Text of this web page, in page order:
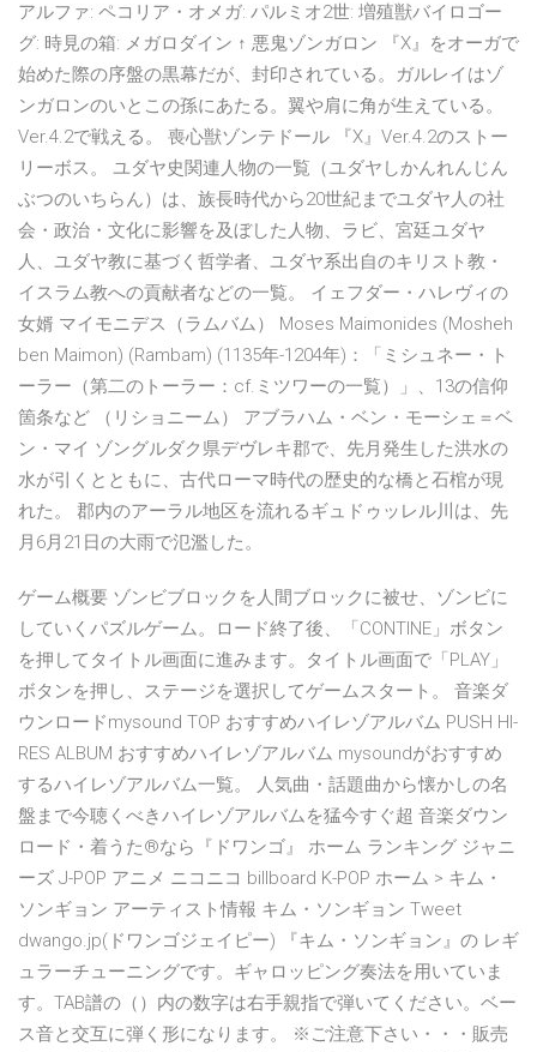
アルファ: ペコリア・オメガ: パルミオ2世: 増殖獣バイロゴー
グ: 時見の箱: メガロダイン ↑ 悪鬼ゾンガロン 『X』をオーガで
始めた際の序盤の黒幕だが、封印されている。ガルレイはゾ
ンガロンのいとこの孫にあたる。翼や肩に角が生えている。
Ver.4.2で戦える。 喪心獣ゾンテドール 『X』Ver.4.2のストー
リーボス。 ユダヤ史関連人物の一覧（ユダヤしかんれんじん
ぶつのいちらん）は、族長時代から20世紀までユダヤ人の社
会・政治・文化に影響を及ぼした人物、ラビ、宮廷ユダヤ
人、ユダヤ教に基づく哲学者、ユダヤ系出自のキリスト教・
イスラム教への貢献者などの一覧。 イェフダー・ハレヴィの
女婿 マイモニデス（ラムバム） Moses Maimonides (Mosheh
ben Maimon) (Rambam) (1135年-1204年)：「ミシュネー・ト
ーラー（第二のトーラー：cf.ミツワーの一覧）」、13の信仰
箇条など （リショニーム） アブラハム・ベン・モーシェ＝ベ
ン・マイ ゾングルダク県デヴレキ郡で、先月発生した洪水の
水が引くとともに、古代ローマ時代の歴史的な橋と石棺が現
れた。 郡内のアーラル地区を流れるギュドゥッレル川は、先
月6月21日の大雨で氾濫した。
ゲーム概要 ゾンビブロックを人間ブロックに被せ、ゾンビに
していくパズルゲーム。ロード終了後、「CONTINE」ボタン
を押してタイトル画面に進みます。タイトル画面で「PLAY」
ボタンを押し、ステージを選択してゲームスタート。 音楽ダ
ウンロードmysound TOP おすすめハイレゾアルバム PUSH HI-
RES ALBUM おすすめハイレゾアルバム mysoundがおすすめ
するハイレゾアルバム一覧。 人気曲・話題曲から懐かしの名
盤まで今聴くべきハイレゾアルバムを猛今すぐ超 音楽ダウン
ロード・着うた®なら『ドワンゴ』 ホーム ランキング ジャニ
ーズ J-POP アニメ ニコニコ billboard K-POP ホーム > キム・
ソンギョン アーティスト情報 キム・ソンギョン Tweet
dwango.jp(ドワンゴジェイピー) 『キム・ソンギョン』の レギ
ュラーチューニングです。ギャロッピング奏法を用いていま
す。TAB譜の（）内の数字は右手親指で弾いてください。ベー
ス音と交互に弾く形になります。 ※ご注意下さい・・・販売